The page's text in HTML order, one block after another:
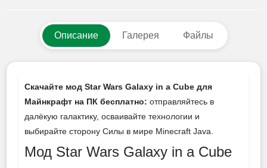
Описание Галерея Файлы
Скачайте мод Star Wars Galaxy in a Cube для
Майнкрафт на ПК бесплатно: отправляйтесь в
далёкую галактику, осваивайте технологии и
выбирайте сторону Силы в мире Minecraft Java.
Мод Star Wars Galaxy in a Cube